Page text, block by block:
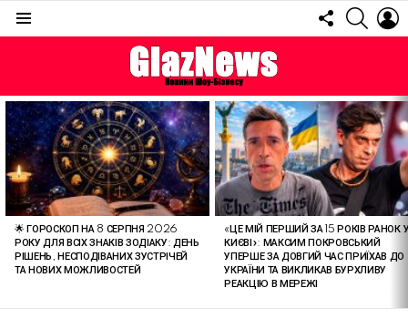
FOLLOW
US
ОСТАННІ
СТАТТІ
🌟 ГОРОСКОП НА 8 СЕРПНЯ 2026
РОКУ ДЛЯ ВСІХ ЗНАКІВ ЗОДІАКУ: ДЕНЬ
РІШЕНЬ, НЕСПОДІВАНИХ ЗУСТРІЧЕЙ
ТА НОВИХ МОЖЛИВОСТЕЙ
«ЦЕ МІЙ ПЕРШИЙ ЗА 15 РОКІВ РАНОК
КИЄВІ»: МАКСИМ ПОКРОВСЬКИЙ
УПЕРШЕ ЗА ДОВГИЙ ЧАС ПРИЇХАВ ДО
УКРАЇНИ ТА ВИКЛИКАВ БУРХЛИВУ
РЕАКЦІЮ В МЕРЕЖІ